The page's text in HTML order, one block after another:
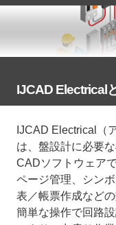
IJCAD Electrical
IJCAD Electrical（
は、盤設計に必要
CADソフトウェアで
ページ管理、シン
表／帳票作成など
簡単な操作で回路